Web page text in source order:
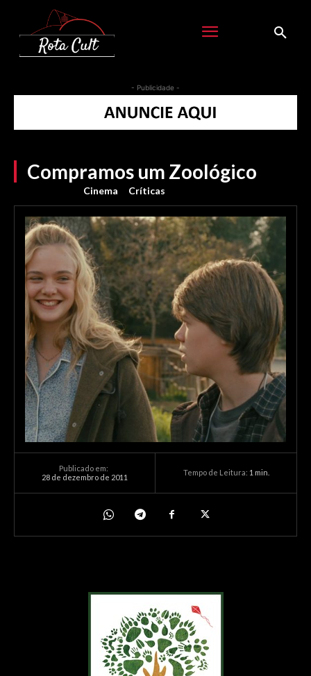
- Publicidade -
Compramos um Zoológico
Cinema Críticas
Publicado em:
28 de dezembro de 2011
Tempo de Leitura: 1 min.